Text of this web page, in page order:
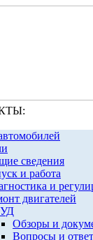
сведения
и работа
и
двигателей
Обзоры и
Вопросы и